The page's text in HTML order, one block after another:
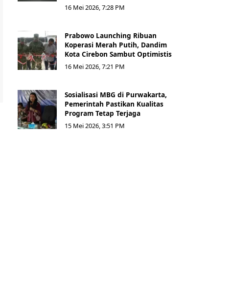
16 Mei 2026, 7:28 PM
Prabowo Launching Ribuan
Koperasi Merah Putih, Dandim
Kota Cirebon Sambut Optimistis
16 Mei 2026, 7:21 PM
Sosialisasi MBG di Purwakarta,
Pemerintah Pastikan Kualitas
Program Tetap Terjaga
15 Mei 2026, 3:51 PM